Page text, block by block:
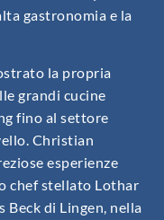
gastronomia e la
la propria
grandi cucine
fino al settore
Christian
esperienze
chef stellato Lothar
Beck di Lingen, nella